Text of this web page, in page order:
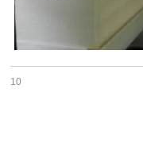
10